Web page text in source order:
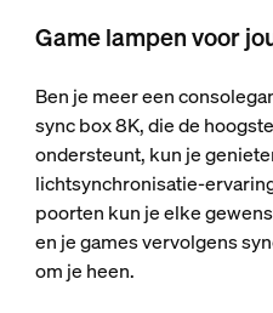
Game lampen voor
Ben je meer een
sync box 8K, die de
ondersteunt, kun je
lichtsynchronisatie-
poorten kun je elke
en je games vervolgens
om je heen.